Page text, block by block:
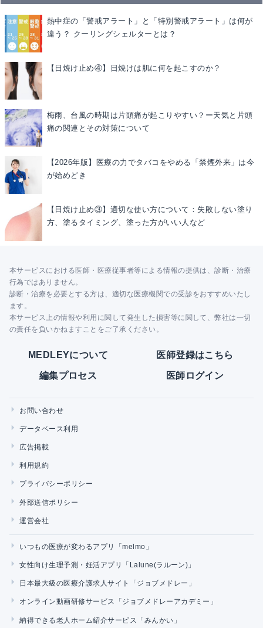
熱中症の「警戒アラート」と「特別警戒アラート」は何が
違う？ クーリングシェルターとは？
【日焼け止め④】日焼けは肌に何を起こすのか？
梅雨、台風の時期は片頭痛が起こりやすい？ー天気と片頭
痛の関連とその対策について
【2026年版】医療の力でタバコをやめる「禁煙外来」は今
が始めどき
【日焼け止め③】適切な使い方について：失敗しない塗り
方、塗るタイミング、塗った方がいい人など
本サービスにおける医師・医療従事者等による情報の提供は、診断・治療
行為ではありません。
診断・治療を必要とする方は、適切な医療機関での受診をおすすめいたし
ます。
本サービス上の情報や利用に関して発生した損害等に関して、弊社は一切
の責任を負いかねますことをご了承ください。
MEDLEYについて 医師登録はこちら
編集プロセス 医師ログイン
お問い合わせ
データベース利用
広告掲載
利用規約
プライバシーポリシー
外部送信ポリシー
運営会社
いつもの医療が変わるアプリ「melmo」
女性向け生理予測・妊活アプリ「Lalune(ラルーン)」
日本最大級の医療介護求人サイト「ジョブメドレー」
オンライン動画研修サービス「ジョブメドレーアカデミー」
納得できる老人ホーム紹介サービス「みんかい」